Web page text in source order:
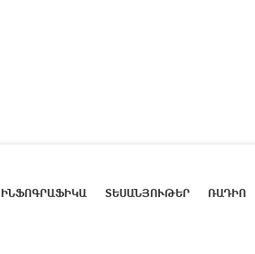
ԻՆՖՈԳՐԱՖԻԿԱ ՏԵՍԱՆՅՈՒԹԵՐ ՌԱԴԻՈ